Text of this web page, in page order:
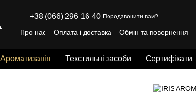
+38 (066) 296-16-40 Передзвонити вам?
Про нас Оплата і доставка Обмін та повернення
Ароматизація Текстильні засоби Сертифікати